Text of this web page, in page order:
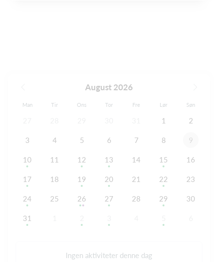
August 2026
Man Tir Ons Tor Fre Lør Søn
1 2
3 4 5 6 7 8 9
10 11 12 13 14 15 16
17 18 19 20 21 22 23
24 25 26 27 28 29 30
31
Ingen aktiviteter denne dag